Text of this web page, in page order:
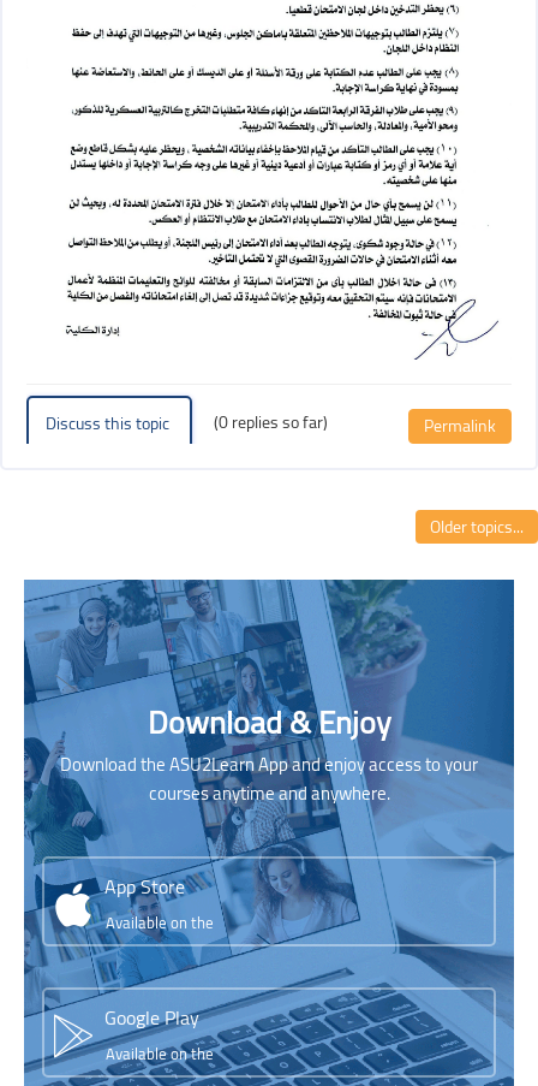
Discuss this topic (0 replies so far) Permalink
Older topics...
Blocks
Blocks
Blocks
Skip [Cocoon] Parallax apps
Download & Enjoy
Download the ASU2Learn App and enjoy access to your
courses anytime and anywhere.
App Store
Available on the
Google Play
Available on the